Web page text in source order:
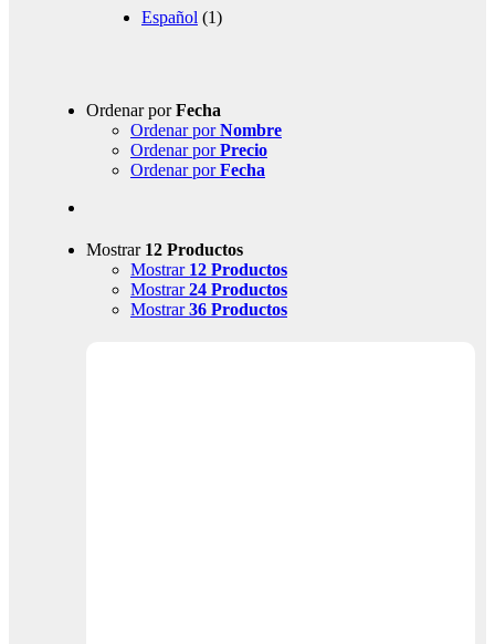
Español (1)
Ordenar porFecha
Ordenar porNombre
Ordenar porPrecio
Ordenar porFecha
Mostrar 12 Productos
Mostrar 12 Productos
Mostrar24 Productos
Mostrar36 Productos